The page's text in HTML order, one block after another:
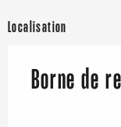
Localisation
Borne de